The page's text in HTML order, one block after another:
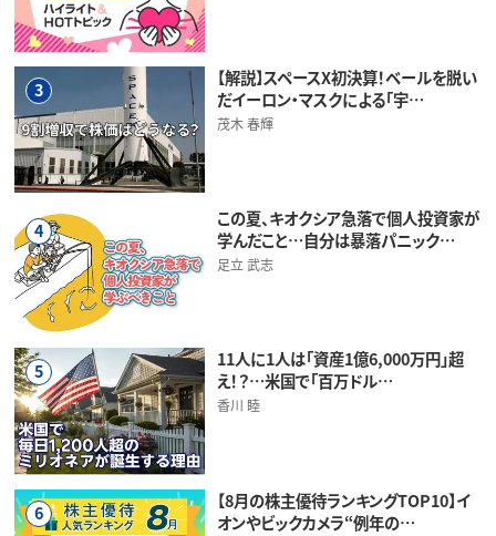
3
【解説】スペースX初決算！ベールを脱い
だイーロン・マスクによる「宇…
茂木 春輝
4
この夏、キオクシア急落で個人投資家が
学んだこと…自分は暴落パニック…
足立 武志
5
11人に1人は「資産1億6,000万円」超
え！？…米国で「百万ドル…
香川 睦
6
【8月の株主優待ランキングTOP10】イ
オンやビックカメラ“例年の…